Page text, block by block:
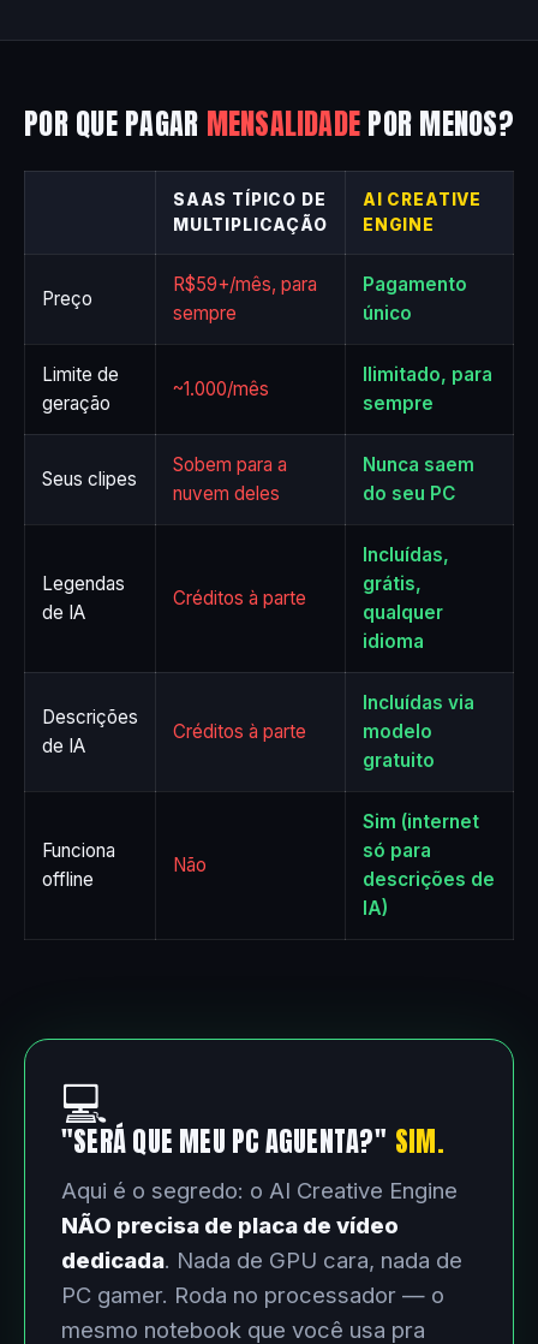
POR QUE PAGAR MENSALIDADEPOR MENOS?
SAAS TÍPICO DE
MULTIPLICAÇÃO
AI CREATIVE
ENGINE
Preço
R$59+/mês, para
sempre
Pagamento
único
Limite de
geração
~1.000/mês
Ilimitado, para
sempre
Seus clipes
Sobem para a
nuvem deles
Nunca saem
do seu PC
Legendas
de IA
Créditos à parte
Incluídas,
grátis,
qualquer
idioma
Descrições
de IA
Créditos à parte
Incluídas via
modelo
gratuito
Funciona
offline
Não
Sim (internet
só para
descrições de
IA)
💻
"SERÁ QUE MEU PC AGUENTA?" SIM.
Aqui é o segredo: o AI Creative Engine
NÃO precisa de placa de vídeo
dedicada. Nada de GPU cara, nada de
PC gamer. Roda no processador — o
mesmo notebook que você usa pra